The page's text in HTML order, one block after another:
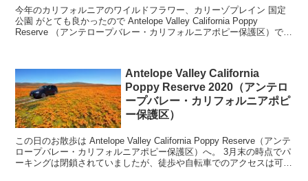
今年のカリフォルニアのワイルドフラワー、カリーゾプレイン 国定
公園 がとても良かったので Antelope Valley California Poppy
Reserve （アンテロープバレー・カリフォルニアポピー保護区）での
Antelope Valley California
Poppy Reserve 2020（アンテロ
ープバレー・カリフォルニアポピ
ー保護区）
この日のお散歩は Antelope Valley California Poppy Reserve（アンテ
ロープバレー・カリフォルニアポピー保護区）へ。 3月末の時点でパ
ーキングは閉鎖されていましたが、徒歩や自転車でのアクセスは可